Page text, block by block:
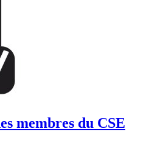
membres du CSE